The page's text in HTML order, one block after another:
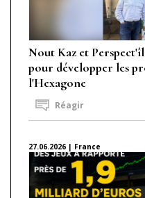
Nout Kaz et
pour développer les
l'Hexagone
Réagir
27.06.2026 | France